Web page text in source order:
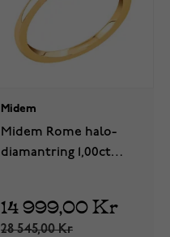
Midem
Midem Rome halo-
diamantring 1,00ct
14 999,00 Kr
28 545,00 Kr